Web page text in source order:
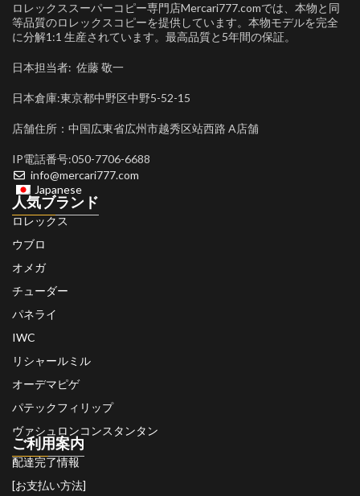
ロレックススーパーコピー専門店Mercari777.comでは、本物と同
等品質のロレックスコピーを提供しています。本物モデルを完全
に分解1:1 生産されています。最高品質と5年間の保証。
日本担当者: 佐藤 敬一
日本倉庫:東京都中野区中野5-52-15
店舗住所：中国広東省広州市越秀区站西路 A店舗
IP電話番号:050-7706-6688
info@mercari777.com
Japanese
人気ブランド
ロレックス
ウブロ
オメガ
チューダー
パネライ
IWC
リシャールミル
オーデマピゲ
パテックフィリップ
ヴァシュロンコンスタンタン
ご利用案内
配達完了情報
[お支払い方法]